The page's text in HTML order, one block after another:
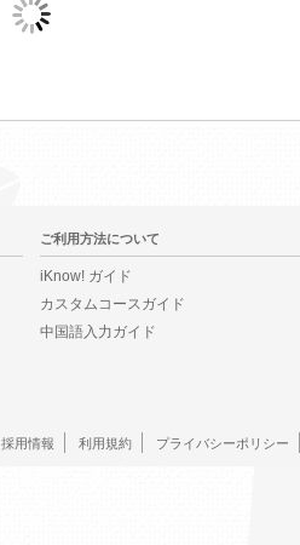
ご利用方法について
iKnow! ガイド
カスタムコースガイド
中国語入力ガイド
採用情報 利用規約 プライバシーポリシー